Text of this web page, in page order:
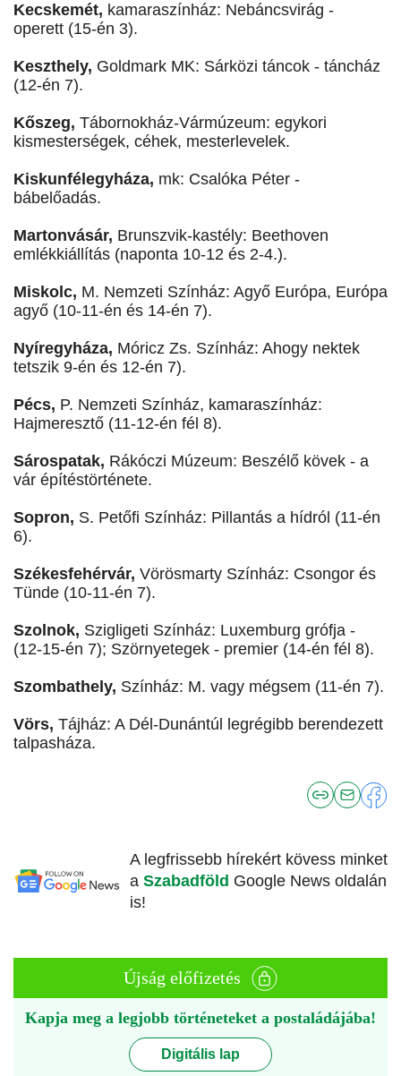
Kecskemét, kamaraszínház: Nebáncsvirág -
operett (15-én 3).
Keszthely, Goldmark MK: Sárközi táncok - táncház
(12-én 7).
Kőszeg, Tábornokház-Vármúzeum: egykori
kismesterségek, céhek, mesterlevelek.
Kiskunfélegyháza, mk: Csalóka Péter -
bábelőadás.
Martonvásár, Brunszvik-kastély: Beethoven
emlékkiállítás (naponta 10-12 és 2-4.).
Miskolc, M. Nemzeti Színház: Agyő Európa, Európa
agyő (10-11-én és 14-én 7).
Nyíregyháza, Móricz Zs. Színház: Ahogy nektek
tetszik 9-én és 12-én 7).
Pécs, P. Nemzeti Színház, kamaraszínház:
Hajmeresztő (11-12-én fél 8).
Sárospatak, Rákóczi Múzeum: Beszélő kövek - a
vár építéstörténete.
Sopron, S. Petőfi Színház: Pillantás a hídról (11-én
6).
Székesfehérvár, Vörösmarty Színház: Csongor és
Tünde (10-11-én 7).
Szolnok, Szigligeti Színház: Luxemburg grófja -
(12-15-én 7); Szörnyetegek - premier (14-én fél 8).
Szombathely, Színház: M. vagy mégsem (11-én 7).
Vörs, Tájház: A Dél-Dunántúl legrégibb berendezett
talpasháza.
A legfrissebb hírekért kövess minket
a Szabadföld Google News oldalán
is!
Újság előfizetés
Kapja meg a legjobb történeteket a postaládájába!
Digitális lap